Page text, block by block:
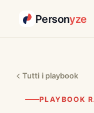
Personyze
Tutti i playbook
PLAYBOOK